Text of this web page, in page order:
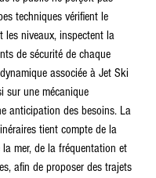
techniques vérifient le
les niveaux, inspectent la
de sécurité de chaque
associée à Jet Ski
sur une mécanique
anticipation des besoins. La
tient compte de la
la mer, de la fréquentation et
afin de proposer des trajets